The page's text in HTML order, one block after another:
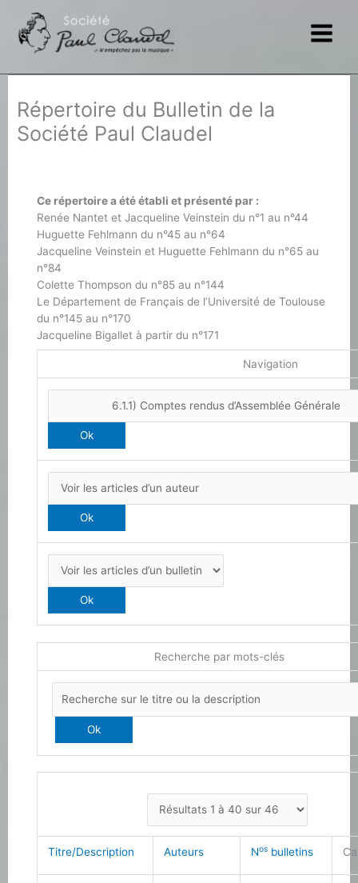
contenu
Répertoire du Bulletin de la
Société Paul Claudel
Ce répertoire a été établi et présenté par :
Renée Nantet et Jacqueline Veinstein du n°1 au n°44
Huguette Fehlmann du n°45 au n°64
Jacqueline Veinstein et Huguette Fehlmann du n°65 au
n°84
Colette Thompson du n°85 au n°144
Le Département de Français de l’Université de Toulouse
du n°145 au n°170
Jacqueline Bigallet à partir du n°171
Navigation
Recherche par mots-clés
Titre/Description Auteurs Nos bulletins